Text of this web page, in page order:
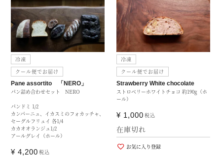
冷凍
クール便でお届け
パン詰め合わせセット NERO
パンドミ 1/2
カンパーニュ、イカスミのフォカッチャ、
セーグルフリュイ 各1/4
カカオオランジュ1/2
アールグレイ（ホール）
Pane assortito 「NERO」
¥ 4,200 税込
冷凍
クール便でお届け
ストロベリーホワイトチョコ 約190g（ホ
ール）
Strawberry White chocolate
¥ 1,000 税込
在庫切れ
お気に入り登録